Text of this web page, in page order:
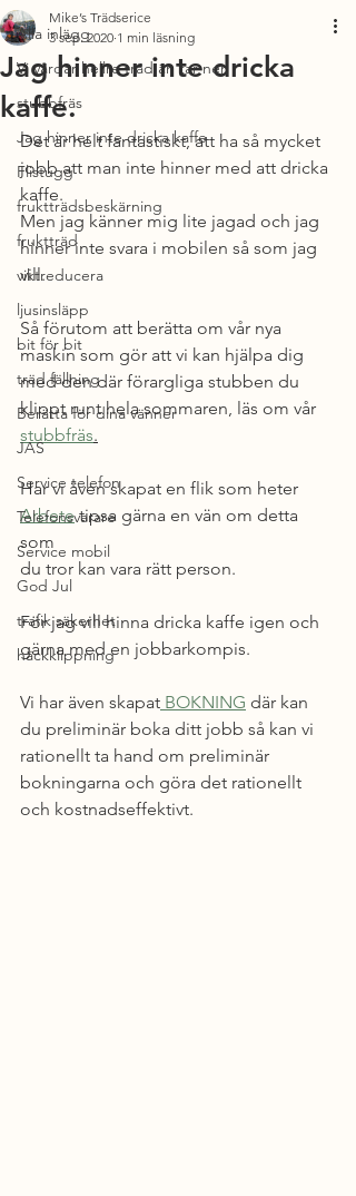
Alla inlägg
Vi vårdar hellre träd än tar ner.
stubbfräs
Jag hinner inte dricka kaffe
Flistugg
fruktträdsbeskärning
fruktträd
viktreducera
ljusinsläpp
bit för bit
träd fällning
Berätta för dina vänner
JAS
Service telefon
Telefonsvarare
Service mobil
God Jul
trafik säkerhet
häckklippning
Jag hinner inte dricka
kaffe.
Mike’s Trädserice
3 sep. 2020 1 min läsning
Det är helt fantastiskt, att ha så mycket
jobb att man inte hinner med att dricka
kaffe.
Men jag känner mig lite jagad och jag
hinner inte svara i mobilen så som jag
vill.
Så förutom att berätta om vår nya
maskin som gör att vi kan hjälpa dig
med den där förargliga stubben du
klippt runt hela sommaren, läs om vår
stubbfräs.
Har vi även skapat en flik som heter
Arbete tipsa gärna en vän om detta
som
du tror kan vara rätt person.
För jag vill hinna dricka kaffe igen och
gärna med en jobbarkompis.
Vi har även skapat BOKNING där kan
du preliminär boka ditt jobb så kan vi
rationellt ta hand om preliminär
bokningarna och göra det rationellt
och kostnadseffektivt.